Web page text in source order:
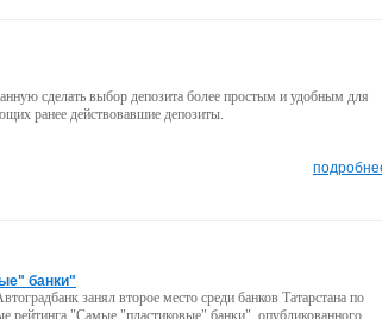
сделать выбор депозита более простым и удобным для
ранее действовавшие депозиты.
банки"
занял второе место среди банков Татарстана по
рейтинга "Самые "пластиковые" банки", опубликованного